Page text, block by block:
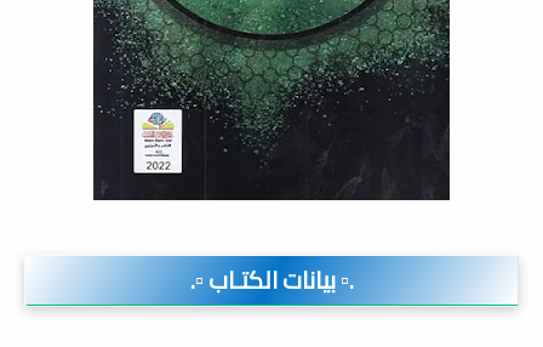
.▫️ بيانات الكتـاب ▫️.